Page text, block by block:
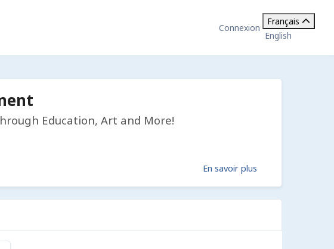
Connexion
Français
English
Education, Art and More!
En savoir plus